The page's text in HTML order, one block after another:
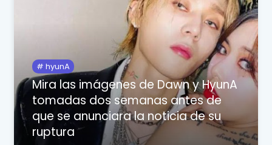
hyunA
Mira las imágenes de Dawn y HyunA
tomadas dos semanas antes de
que se anunciara la noticia de su
ruptura